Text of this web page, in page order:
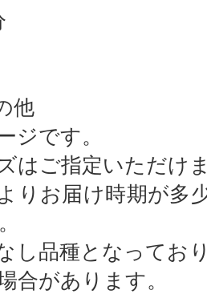
他
ジです。
はご指定いただけ
りお届け時期が多
し品種となってお
合があります。